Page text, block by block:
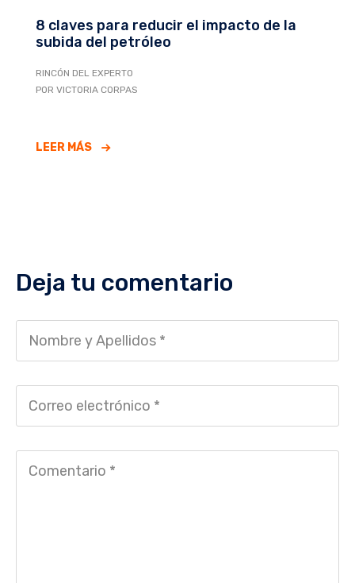
8 claves para reducir el impacto de la
subida del petróleo
RINCÓN DEL EXPERTO
POR VICTORIA CORPAS
LEER MÁS
Deja tu comentario